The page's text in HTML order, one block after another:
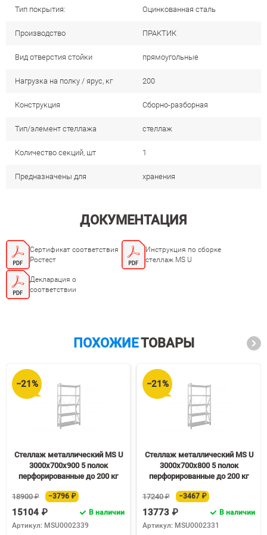
Тип покрытия: Оцинкованная сталь
Производство ПРАКТИК
Вид отверстия стойки прямоугольные
Нагрузка на полку / ярус, кг 200
Конструкция Сборно-разборная
Тип/элемент стеллажа стеллаж
Количество секций, шт 1
Предназначены для хранения
ДОКУМЕНТАЦИЯ
Сертификат соответствия
Ростест
Инструкция по сборке
стеллаж MS U
Декларация о
соответствии
ПОХОЖИЕТОВАРЫ
−21%
Стеллаж металлический MS U
3000х700х900 5 полок
перфорированные до 200 кг
18900 ₽ −3796 ₽
15104 ₽
В наличии
Артикул: MSU0002339
−21%
Стеллаж металлический MS U
3000х700х800 5 полок
перфорированные до 200 кг
17240 ₽ −3467 ₽
13773 ₽
В наличии
Артикул: MSU0002331